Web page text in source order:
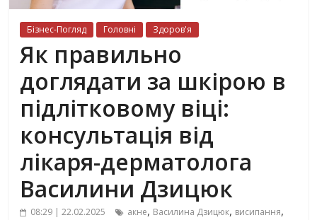
Бізнес-Погляд Головні Здоров'я
Як правильно
доглядати за шкірою в
підлітковому віці:
консультація від
лікаря-дерматолога
Василини Дзицюк
08:29 | 22.02.2025 акне, Василина Дзицюк, висипання,